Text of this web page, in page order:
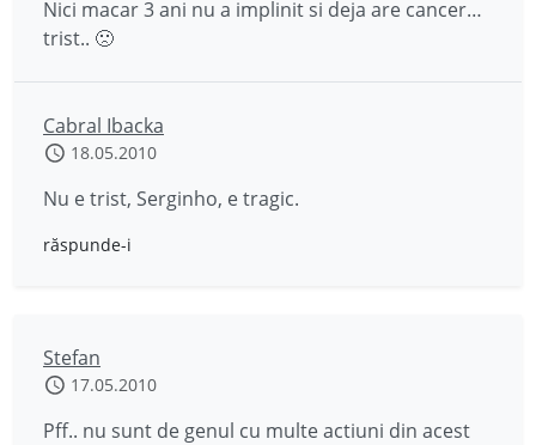
Nici macar 3 ani nu a implinit si deja are cancer…
trist.. 🙁
Cabral Ibacka
18.05.2010
Nu e trist, Serginho, e tragic.
răspunde-i
Stefan
17.05.2010
Pff.. nu sunt de genul cu multe actiuni din acest